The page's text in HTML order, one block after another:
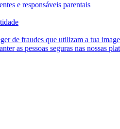
e responsáveis parentais
de fraudes que utilizam a tua
as pessoas seguras nas nossas